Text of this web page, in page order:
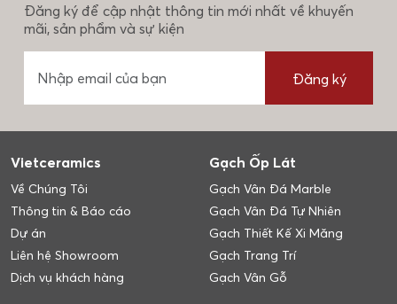
Đăng ký để cập nhật thông tin mới nhất về khuyến
mãi, sản phẩm và sự kiện
Đăng ký
Vietceramics
Về Chúng Tôi
Thông tin & Báo cáo
Dự án
Liên hệ Showroom
Dịch vụ khách hàng
Gạch Ốp Lát
Gạch Vân Đá Marble
Gạch Vân Đá Tự Nhiên
Gạch Thiết Kế Xi Măng
Gạch Trang Trí
Gạch Vân Gỗ